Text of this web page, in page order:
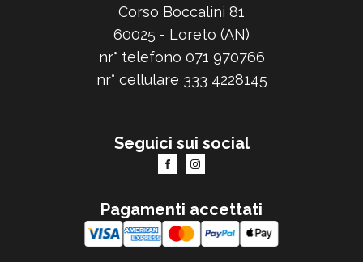
Corso Boccalini 81
60025 - Loreto (AN)
nr° telefono 071 970766
nr° cellulare 333 4228145
Seguici sui social
Pagamenti accettati